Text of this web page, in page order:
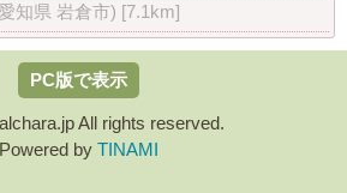
知県 岩倉市) [7.1km]
PC版で表示
All rights reserved.
Powered by TINAMI